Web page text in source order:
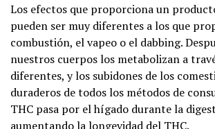
Los efectos que proporciona un
pueden ser muy diferentes a los que
combustión, el vapeo o el dabbing.
nuestros cuerpos los metabolizan a
diferentes, y los subidones de los
duraderos de todos los métodos de
THC pasa por el hígado durante la
aumentando la longevidad del THC.